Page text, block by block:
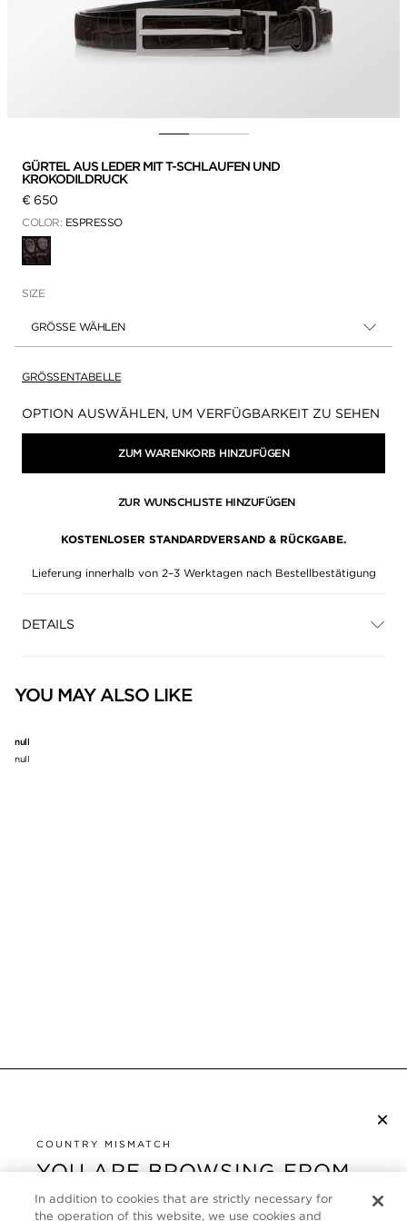
GÜRTEL AUS LEDER MIT T-SCHLAUFEN UND
KROKODILDRUCK
€ 650
COLOR: ESPRESSO
AUSGEWÄHLT
SIZE
GRÖSSE WÄHLEN
GRÖSSENTABELLE
Verfügbarkeit:
OPTION AUSWÄHLEN, UM VERFÜGBARKEIT ZU SEHEN
ZUM WARENKORB HINZUFÜGEN
ZUR WUNSCHLISTE HINZUFÜGEN
KOSTENLOSER STANDARDVERSAND & RÜCKGABE.
Lieferung innerhalb von 2–3 Werktagen nach Bestellbestätigung
DETAILS
YOU MAY ALSO LIKE
null
null
×
COUNTRY MISMATCH
YOU ARE BROWSING FROM
UNITED STATES
KUNDENSERVICE
In addition to cookies that are strictly necessary for
the operation of this website, we use cookies and